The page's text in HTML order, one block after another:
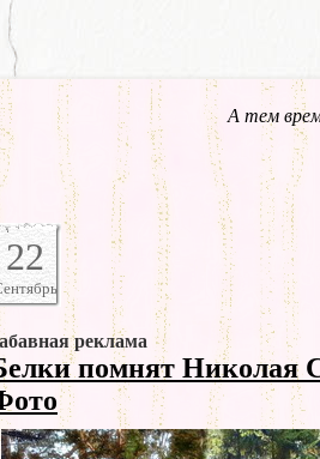
А тем
22
реклама
помнят Николая